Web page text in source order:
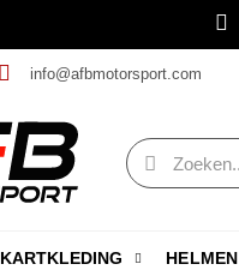
info@afbmotorsport.com
KARTKLEDING HELMEN